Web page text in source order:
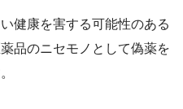
健康を害する可能性のある
品のニセモノとして偽薬を